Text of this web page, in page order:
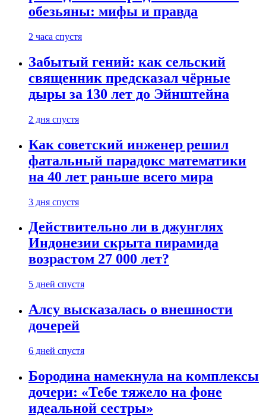
обезьяны: мифы и правда
2 часа спустя
Забытый гений: как сельский
священник предсказал чёрные
дыры за 130 лет до Эйнштейна
2 дня спустя
Как советский инженер решил
фатальный парадокс математики
на 40 лет раньше всего мира
3 дня спустя
Действительно ли в джунглях
Индонезии скрыта пирамида
возрастом 27 000 лет?
5 дней спустя
Алсу высказалась о внешности
дочерей
6 дней спустя
Бородина намекнула на комплексы
дочери: «Тебе тяжело на фоне
идеальной сестры»